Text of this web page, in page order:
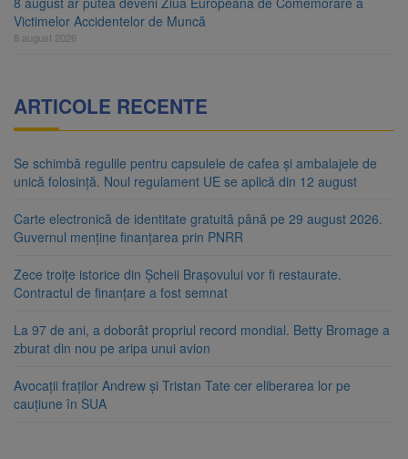
Victimelor Accidentelor de Muncă
8 august 2026
ARTICOLE RECENTE
Se schimbă regulile pentru capsulele de cafea și ambalajele de
unică folosință. Noul regulament UE se aplică din 12 august
Carte electronică de identitate gratuită până pe 29 august 2026.
Guvernul menține finanțarea prin PNRR
Zece troițe istorice din Șcheii Brașovului vor fi restaurate.
Contractul de finanțare a fost semnat
La 97 de ani, a doborât propriul record mondial. Betty Bromage a
zburat din nou pe aripa unui avion
Avocații fraților Andrew și Tristan Tate cer eliberarea lor pe
cauțiune în SUA